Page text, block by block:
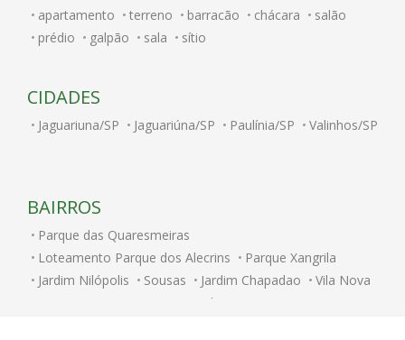
apartamento terreno barracão chácara
salão
prédio
galpão sala sítio
CIDADES
Jaguariuna/SP Jaguariúna/SP Paulínia/SP Valinhos/SP
BAIRROS
Parque das Quaresmeiras
Loteamento Parque dos Alecrins
Parque Xangrila
Jardim Nilópolis
Sousas Jardim Chapadao
Vila Nova
Jardim Bom Retiro